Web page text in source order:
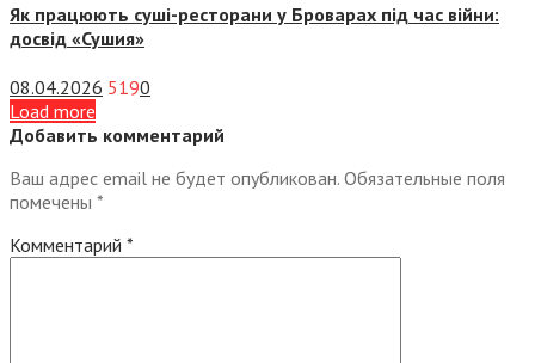
Як працюють суші-ресторани у Броварах під час війни:
досвід «Сушия»
08.04.2026 5190
Load more
Добавить комментарий
Ваш адрес email не будет опубликован. Обязательные поля
помечены *
Комментарий *